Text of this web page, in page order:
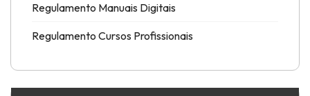
Regulamento Manuais Digitais
Regulamento Cursos Profissionais